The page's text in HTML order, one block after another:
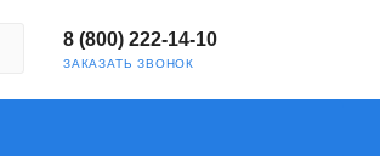
8 (800) 222-14-10
ЗАКАЗАТЬ ЗВОНОК